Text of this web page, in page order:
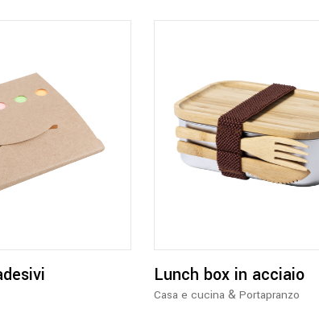
Questo
prodotto
ha
possono
Lunch box in acciaio
Casa e cucina &Portapranzo